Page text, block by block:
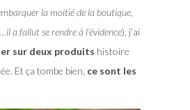
la moitié de la boutique,
a fallut se rendre à l’évidence), j’ai
sur deux produits histoire
Et ça tombe bien, ce sont les